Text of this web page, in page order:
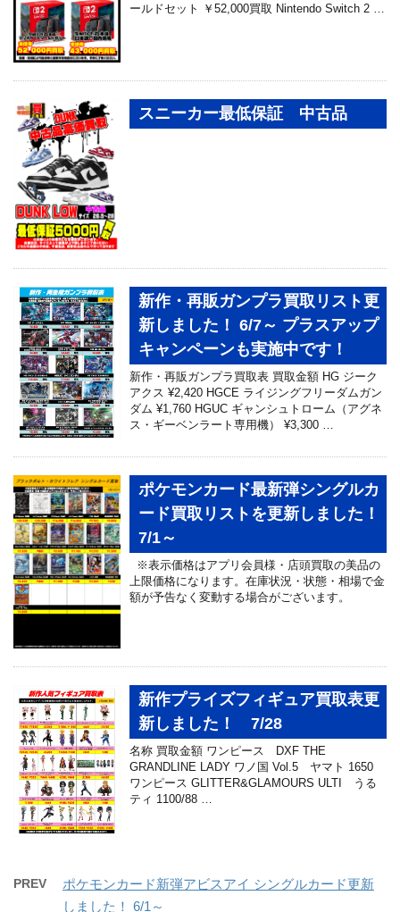
ールドセット ￥52,000買取 Nintendo Switch 2 …
スニーカー最低保証 中古品
新作・再販ガンプラ買取リスト更
新しました！ 6/7～ プラスアップ
キャンペーンも実施中です！
新作・再販ガンプラ買取表 買取金額 HG ジーク
アクス ¥2,420 HGCE ライジングフリーダムガン
ダム ¥1,760 HGUC ギャンシュトローム（アグネ
ス・ギーベンラート専用機） ¥3,300 …
ポケモンカード最新弾シングルカ
ード買取リストを更新しました！
7/1～
※表示価格はアプリ会員様・店頭買取の美品の
上限価格になります。在庫状況・状態・相場で金
額が予告なく変動する場合がございます。
新作プライズフィギュア買取表更
新しました！ 7/28
名称 買取金額 ワンピース DXF THE
GRANDLINE LADY ワノ国 Vol.5 ヤマト 1650
ワンピース GLITTER&GLAMOURS ULTI うる
ティ 1100/88 …
PREV
ポケモンカード新弾アビスアイ シングルカード更新
しました！ 6/1～